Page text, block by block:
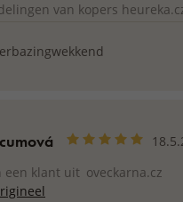
van kopers
een klant uit oveckarna.cz